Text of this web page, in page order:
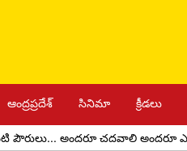
ఆంద్రప్రదేశ్ సినిమా క్రీడలు
అందరూ చదవాలి అందరూ ఎదగాలి